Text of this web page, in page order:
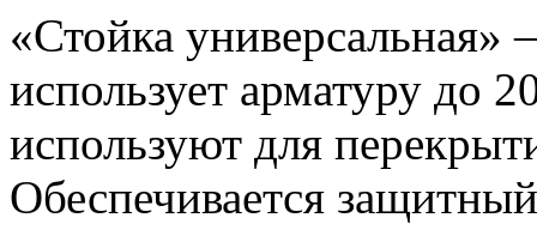
«Стойка
использует арматуру до
используют для
Обеспечивается